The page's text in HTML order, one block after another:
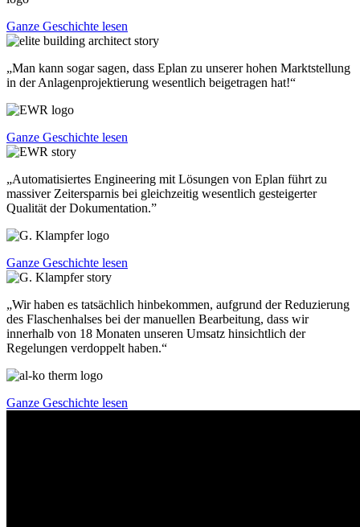
Ganze Geschichte lesen
„Man kann sogar sagen, dass Eplan zu unserer hohen Marktstellung
in der Anlagenprojektierung wesentlich beigetragen hat!“
Ganze Geschichte lesen
„Automatisiertes Engineering mit Lösungen von Eplan führt zu
massiver Zeitersparnis bei gleichzeitig wesentlich gesteigerter
Qualität der Dokumentation.”
Ganze Geschichte lesen
„Wir haben es tatsächlich hinbekommen, aufgrund der Reduzierung
des Flaschenhalses bei der manuellen Bearbeitung, dass wir
innerhalb von 18 Monaten unseren Umsatz hinsichtlich der
Regelungen verdoppelt haben.“
Ganze Geschichte lesen